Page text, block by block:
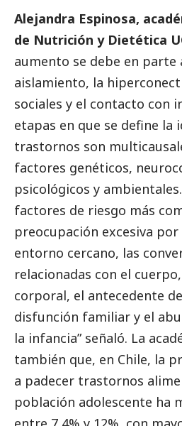
Alejandra Espinosa,
de Nutrición y Dietética
aumento se debe en parte
aislamiento, la
sociales y el contacto con
etapas en que se define la
trastornos son
factores genéticos,
psicológicos y
factores de riesgo más
preocupación excesiva
entorno cercano, las
relacionadas con el
corporal, el antecedente
disfunción familiar y el
la infancia” señaló. La
también que, en Chile, la
a padecer trastornos
población adolescente ha